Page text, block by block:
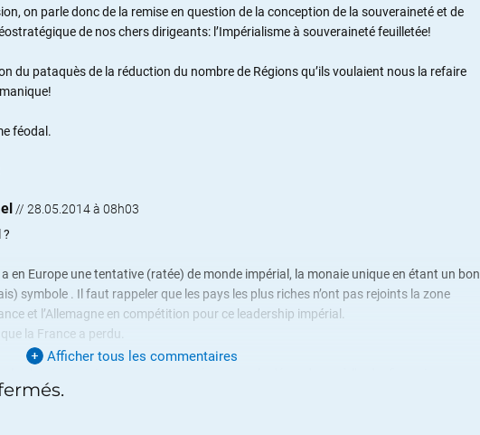
on parle donc de la remise en question de la conception de la souveraineté et de
de nos chers dirigeants: l’Impérialisme à souveraineté feuilletée!
du pataquès de la réduction du nombre de Régions qu’ils voulaient nous la refaire
féodal.
// 28.05.2014 à 08h03
?
en Europe une tentative (ratée) de monde impérial, la monaie unique en étant un bon
symbole . Il faut rappeler que les pays les plus riches n’ont pas rejoints la zone
et l’Allemagne en compétition pour ce leadership impérial.
la France a perdu.
Afficher tous les commentaires